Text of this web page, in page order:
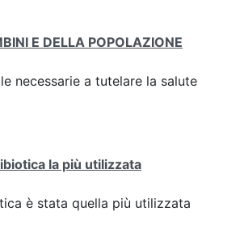
E DELLA POPOLAZIONE
necessarie a tutelare la salute
la più utilizzata
è stata quella più utilizzata